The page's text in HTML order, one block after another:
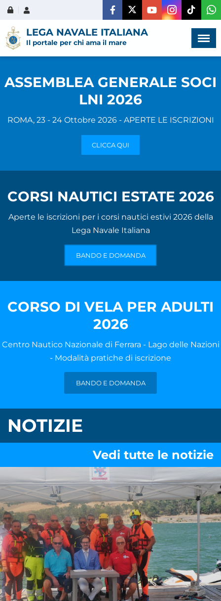
LEGA NAVALE ITALIANA
Il portale per chi ama il mare
ASSEMBLEA GENERALE SOCI
LNI 2026
ROMA, 23 - 24 Ottobre 2026 - APERTE LE ISCRIZIONI
CLICCA QUI
CORSI NAUTICI ESTATE 2026
Aperte le iscrizioni per i corsi nautici estivi 2026 della
Lega Navale Italiana
BANDO E DOMANDA
CORSO DI VELA PER ADULTI
2026
Centro Nautico Nazionale di Ferrara - Lago delle Nazioni
- Modalità pratiche di iscrizione
BANDO E DOMANDA
NOTIZIE
Vedi tutte le notizie
Menù ×
HOME
LA VITA
PROGETTI ED EDITORIA
AMMINISTRAZIONE
TRASPARENTE